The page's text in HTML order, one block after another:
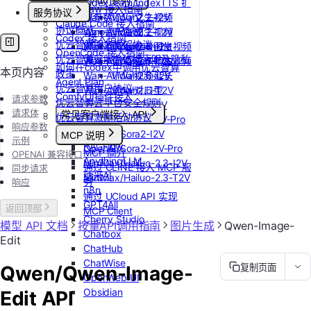
Vidu/文生视频
Vidu/图生视频
Vidu/参考图生视频
Vidu/首尾帧生视频
Vidu/视频延长
Vidu/对口型
Wan-AI/Wan2.2-I2V
Wan-AI/Wan2.2-T2V
Wan-AI/Wan2.5-I2V
Wan-AI/Wan2.5-T2V
Wan-AI/Wan2.6-I2V
Wan-AI/Wan2.6-T2V
OpenAI/Sora2-T2V
OpenAI/Sora2-T2V-Pro
OpenAI/Sora2-I2V
OpenAI/Sora2-I2V-Pro
MiniMax/Hailuo-2.3-I2V
MiniMax/Hailuo-2.3-T2V
IndexTeam/IndexTTS 扩
展参数
suno音乐生成
MiniMax/speech-hd
通义千问 Qwen-TTS
OpenClaw 接入指南
Claude Code 接入指南
Codex 接入指南
OpenCode 接入指南
如何在codex中调用优云智算
Agent Plan
ComfyUI插件接入
常见客户端接入 API
Dify
RAGFlow
AnythingLLM
纳米AI
n8n
GPT4All
Cherry Studio
Chatbox
ChatHub
ChatWise
OpenWeb UI
Obsidian
MCP 说明
MCP 简介
通过 CLINE 接入 MCP 服
务
通过 UCloud API 实现
MCP Client
服务协议
协议概览
优云智算服务框架协议
优云智算云服务法律声明及隐私
政策
优云智算用户协议
优云智算云平台安全规则
优云智算激励活动协议
本页内容
请求参数
请求体
响应参数
示例
OPENAI 兼容接口
同步请求
响应
返回顶部
模型 API 文档 按量API调用指南 图片生成
Qwen-Image-
Edit
复制页面
Qwen/Qwen-Image-
Edit API